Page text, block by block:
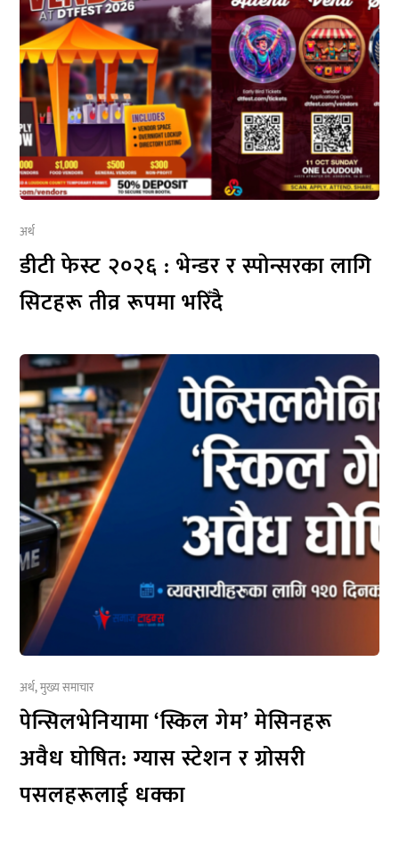
अर्थ
डीटी फेस्ट २०२६ : भेन्डर र स्पोन्सरका लागि
सिटहरू तीव्र रूपमा भरिँदै
अर्थ,मुख्य समाचार
पेन्सिलभेनियामा ‘स्किल गेम’ मेसिनहरू
अवैध घोषित: ग्यास स्टेशन र ग्रोसरी
पसलहरूलाई धक्का